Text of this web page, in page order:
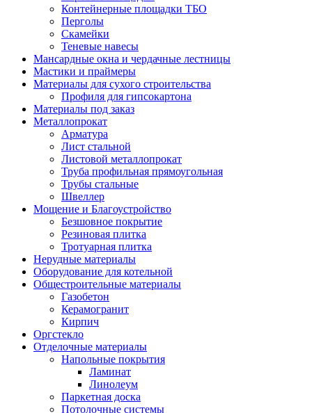
Контейнерные площадки ТБО
Перголы
Скамейки
Теневые навесы
Мансардные окна и чердачные лестницы
Мастики и праймеры
Материалы для сухого строительства
Профиля для гипсокартона
Материалы под заказ
Металлопрокат
Арматура
Лист стальной
Листовой металлопрокат
Труба профильная прямоугольная
Трубы стальные
Швеллер
Мощение и Благоустройство
Безшовное покрытие
Резиновая плитка
Тротуарная плитка
Нерудные материалы
Оборудование для котельной
Общестроительные материалы
Газобетон
Керамогранит
Кирпич
Оргстекло
Отделочные материалы
Напольные покрытия
Ламинат
Линолеум
Паркетная доска
Потолочные системы